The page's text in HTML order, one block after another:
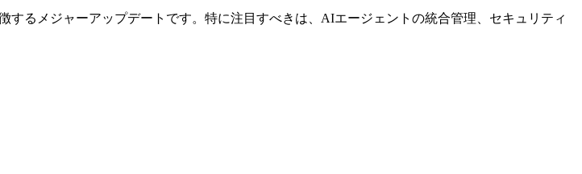
するメジャーアップデートです。特に注目すべきは、AIエージェントの統合管理、セキュリティ